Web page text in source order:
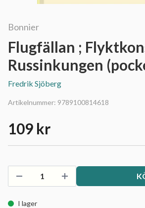
Bonnier
Flugfällan ;
Russinkungen
Fredrik Sjöberg
Artikelnummer: 9789100814618
109 kr
I lager